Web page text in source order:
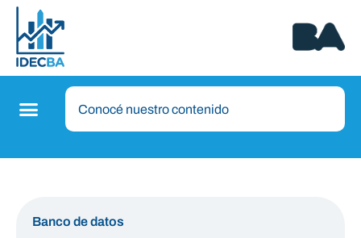
Banco de datos